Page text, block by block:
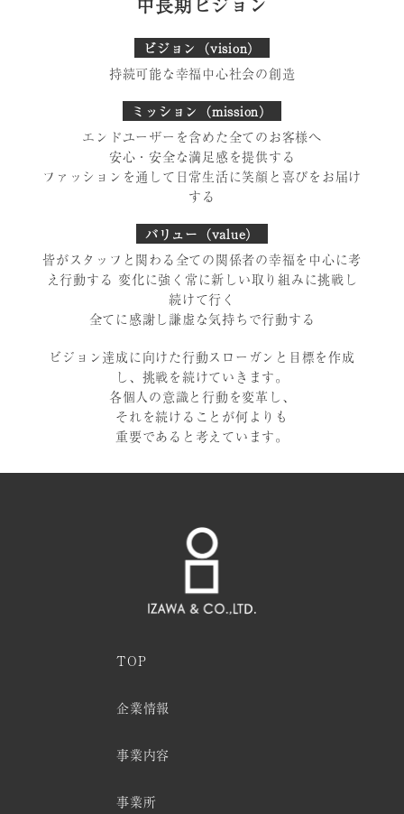
ビジョン（vision）
持続可能な幸福中心社会の創造
ミッション（mission）
エンドユーザーを含めた全てのお客様へ
安心・安全な満足感を提供する
ファッションを通して日常生活に笑顔と喜びをお届け
する
バリュー（value）
皆がスタッフと関わる全ての関係者の幸福を中心に考
え行動する 変化に強く常に新しい取り組みに挑戦し
続けて行く
全てに感謝し謙虚な気持ちで行動する
ビジョン達成に向けた行動スローガンと目標を作成
し、挑戦を続けていきます。
各個人の意識と行動を変革し、
それを続けることが何よりも
重要であると考えています。
TOP
企業情報
事業内容
事業所